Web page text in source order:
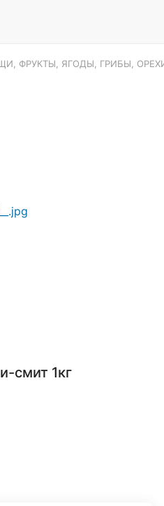
ФРУКТЫ, ЯГОДЫ, ГРИБЫ,
смит 1кг